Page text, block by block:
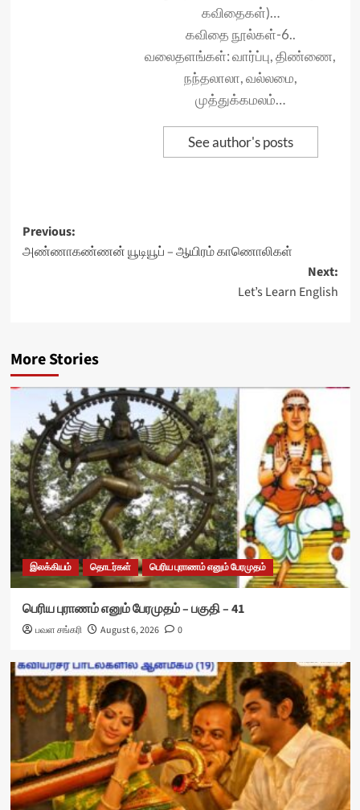
கவிதைகள்)…
கவிதை நூல்கள்-6..
வலைதளங்கள்: வார்ப்பு, திண்ணை,
நந்தலாலா, வல்லமை,
முத்துக்கமலம்…
See author's posts
Post
navigation
Previous:
அண்ணாகண்ணன் யூடியூப் – ஆயிரம் காணொலிகள்
Next:
Let’s Learn English
More Stories
இலக்கியம் தொடர்கள் பெரிய புராணம் எனும் பேரமுதம்
பெரிய புராணம் எனும் பேரமுதம் – பகுதி – 41
பவள சங்கரி August 6, 2026 0